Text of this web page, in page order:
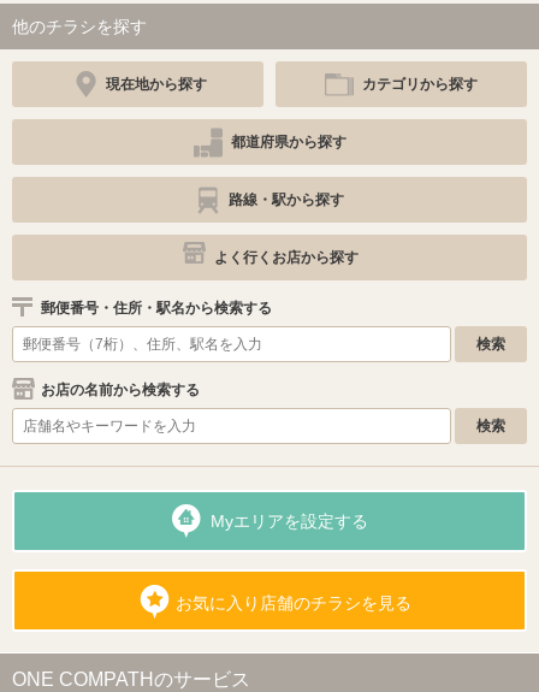
他のチラシを探す
現在地から探す カテゴリから探す
都道府県から探す
路線・駅から探す
よく行くお店から探す
郵便番号・住所・駅名から検索する
お店の名前から検索する
Myエリアを設定する
お気に入り店舗のチラシを見る
ONE COMPATHのサービス